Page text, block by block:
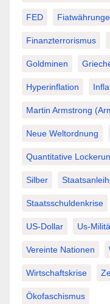
FED
Finanzterrorismus
Goldminen
Hyperinflation
Martin Armstrong
Neue Weltordnung
Quantitative
Silber
Staatsschuldenkrise
US-Dollar Us-
Vereinte Nationen
Wirtschaftskrise
Ökofaschismus